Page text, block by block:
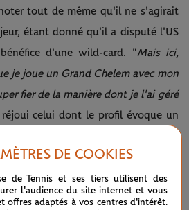
tout de même qu'il ne s'agirait
étant donné qu'il a disputé l'US
d'une wild-card. "Mais ici,
je joue un Grand Chelem avec mon
fier de la manière dont je l'ai géré
celui dont le profil évoque un
Ben Shelton.
DE COOKIES
de Tennis et ses tiers utilisent des
l'audience du site internet et vous
offres adaptés à vos centres d'intérêt.